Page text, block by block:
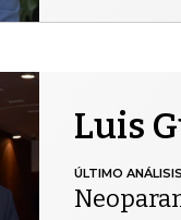
Luis
ÚLTIMO ANÁLISIS